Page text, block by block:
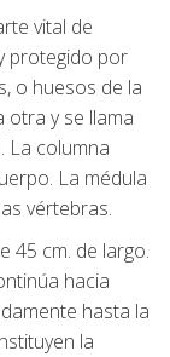
vital de
protegido por
o huesos de la
otra y se llama
La columna
La médula
vértebras.
45 cm. de largo.
hacia
hasta la
la